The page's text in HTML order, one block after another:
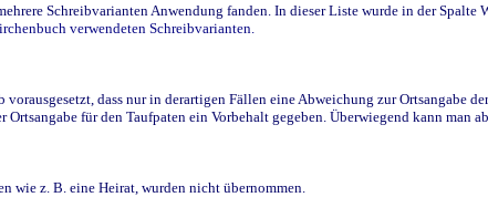
Schreibvarianten Anwendung fanden. In dieser Liste wurde in der Spalte
verwendeten Schreibvarianten.
dass nur in derartigen Fällen eine Abweichung zur Ortsangabe
für den Taufpaten ein Vorbehalt gegeben. Überwiegend kann man
wie z. B. eine Heirat, wurden nicht übernommen.